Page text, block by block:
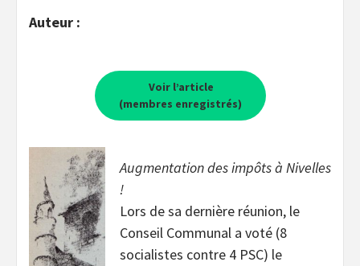
Auteur :
Voir l’article
(membres enregistrés)
Augmentation des impôts à Nivelles
!
Lors de sa dernière réunion, le
Conseil Communal a voté (8
socialistes contre 4 PSC) le